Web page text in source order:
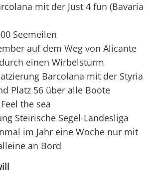
mit der Just 4 fun (Bavaria
Seemeilen
auf dem Weg von Alicante
einen Wirbelsturm
Barcolana mit der Styria
Platz 56 über alle Boote
the sea
Steirische Segel-Landesliga
im Jahr eine Woche nur mit
an Bord